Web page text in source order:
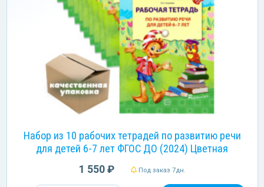
Набор из 10 рабочих тетрадей по развитию речи
для детей 6-7 лет ФГОС ДО (2024) Цветная
1 550 ₽ Под заказ 7дн.